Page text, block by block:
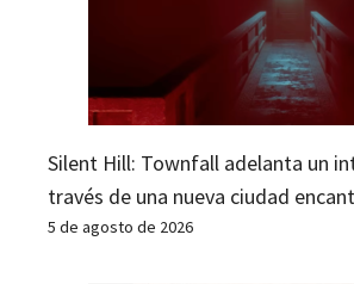
Silent Hill: Townfall adelanta un
través de una nueva ciudad
5 de agosto de 2026